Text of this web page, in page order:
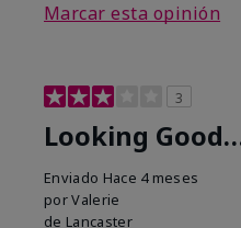
Marcar esta opinión
3
Looking
Enviado Hace 4 meses
porValerie
de Lancaster